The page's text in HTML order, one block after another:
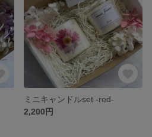
ミニキャンドルset -red-
2,200円